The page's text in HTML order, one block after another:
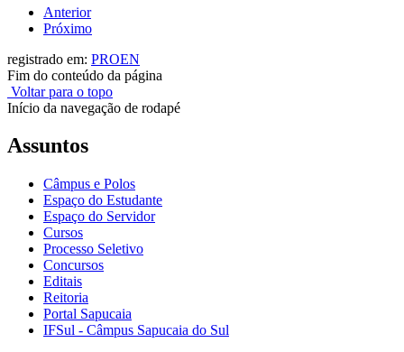
Anterior
Próximo
registrado em: PROEN
Fim do conteúdo da página
Voltar para o topo
Início da navegação de rodapé
Assuntos
Câmpus e Polos
Espaço do Estudante
Espaço do Servidor
Cursos
Processo Seletivo
Concursos
Editais
Reitoria
Portal Sapucaia
IFSul - Câmpus Sapucaia do Sul